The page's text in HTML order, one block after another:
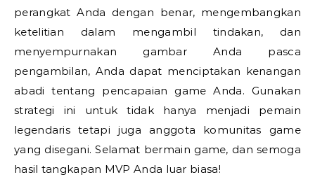
perangkat Anda dengan benar, mengembangkan
ketelitian dalam mengambil tindakan, dan
menyempurnakan gambar Anda pasca
pengambilan, Anda dapat menciptakan kenangan
abadi tentang pencapaian game Anda. Gunakan
strategi ini untuk tidak hanya menjadi pemain
legendaris tetapi juga anggota komunitas game
yang disegani. Selamat bermain game, dan semoga
hasil tangkapan MVP Anda luar biasa!